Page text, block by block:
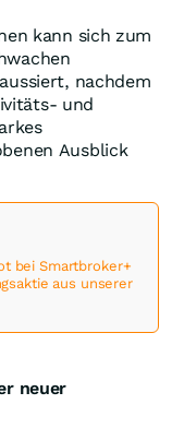
kann sich zum
nachdem
und
Ausblick
bei Smartbroker+
aus unserer
neuer